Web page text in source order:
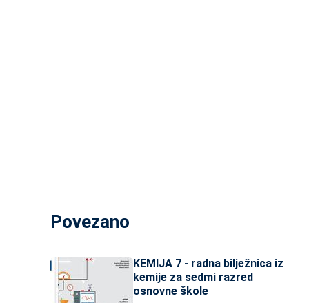
Povezano
KEMIJA 7 - radna bilježnica iz
kemije za sedmi razred
osnovne škole